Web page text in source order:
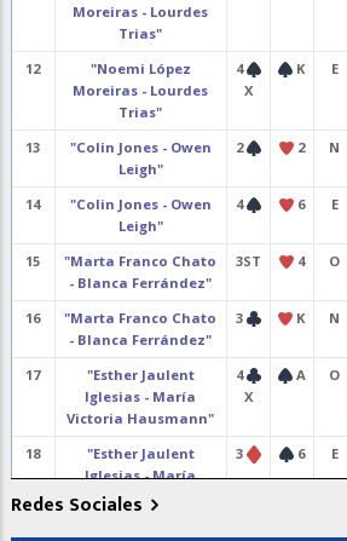
Moreiras - Lourdes
Trias"
12
"Noemi López
Moreiras - Lourdes
Trias"
4
X
K E
13
"Colin Jones - Owen
Leigh"
2 2 N
14
"Colin Jones - Owen
Leigh"
4 6 E
15
"Marta Franco Chato
- Blanca Ferrández"
3ST 4 O
16
"Marta Franco Chato
- Blanca Ferrández"
3 K N
17
"Esther Jaulent
Iglesias - María
Victoria Hausmann"
4
X
A O
18
"Esther Jaulent
Iglesias - María
Victoria Hausmann"
3 6 E
Redes Sociales